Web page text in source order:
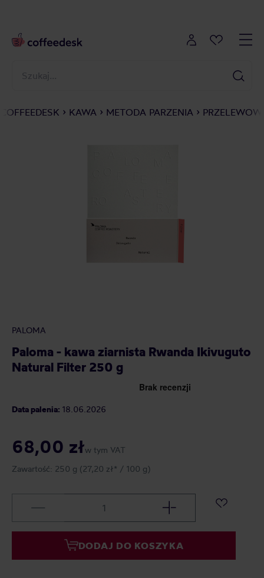
COFFEEDESK KAWA METODA PARZENIA
PALOMA
Paloma - kawa ziarnista Rwanda Ikivuguto
Natural Filter 250 g
Data palenia: 18.06.2026
68,00 złw tym VAT
Zawartość: 250 g (27,20 zł* / 100 g)
DODAJ DO KOSZYKA